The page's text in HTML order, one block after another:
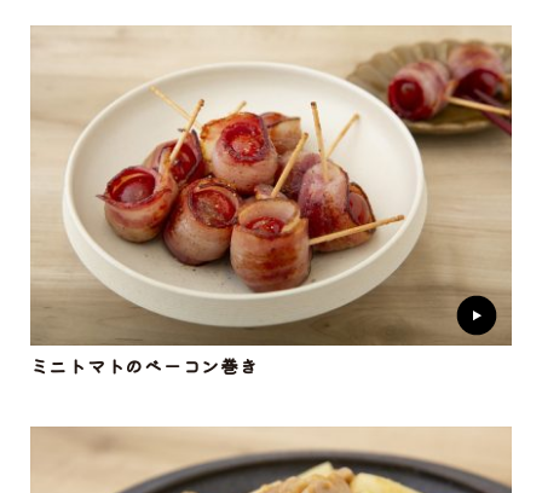
ミニトマトのベーコン巻き